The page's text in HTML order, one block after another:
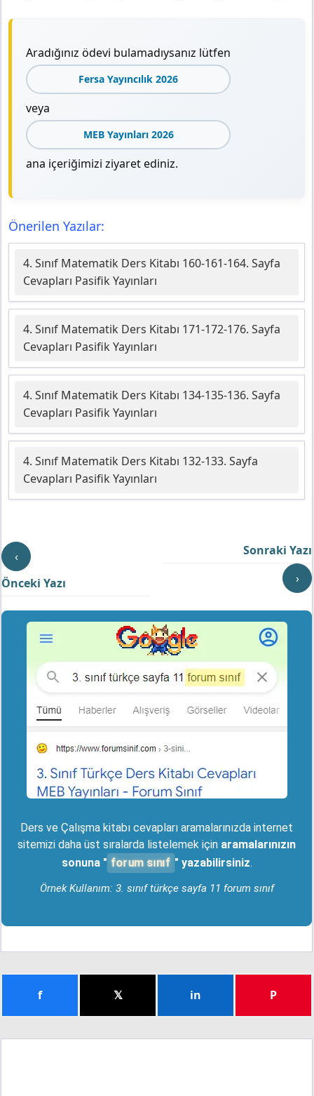
Aradığınız ödevi bulamadıysanız lütfen
Fersa Yayıncılık 2026
veya
MEB Yayınları 2026
ana içeriğimizi ziyaret ediniz.
Önerilen Yazılar:
4. Sınıf Matematik Ders Kitabı 160-161-164. Sayfa
Cevapları Pasifik Yayınları
4. Sınıf Matematik Ders Kitabı 171-172-176. Sayfa
Cevapları Pasifik Yayınları
4. Sınıf Matematik Ders Kitabı 134-135-136. Sayfa
Cevapları Pasifik Yayınları
4. Sınıf Matematik Ders Kitabı 132-133. Sayfa
Cevapları Pasifik Yayınları
‹
Önceki Yazı
Sonraki Yazı
›
Ders ve Çalışma kitabı cevapları aramalarınızda internet
sitemizi daha üst sıralarda listelemek için aramalarınızın
sonuna " forum sınıf " yazabilirsiniz.
Örnek Kullanım: 3. sınıf türkçe sayfa 11 forum sınıf
f 𝕏 in P